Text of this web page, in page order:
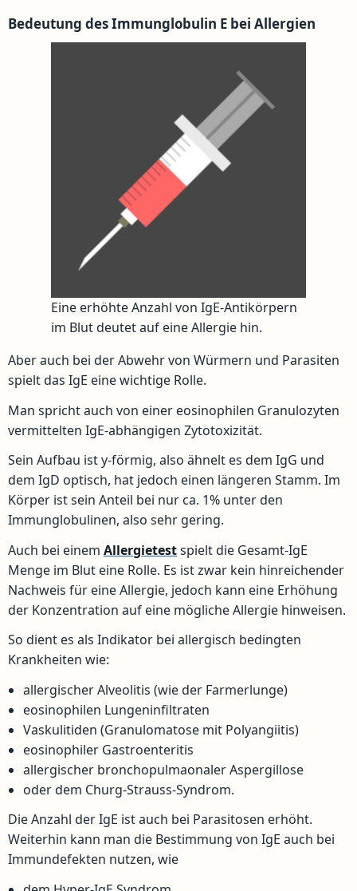
Bedeutung des Immunglobulin E bei Allergien
Eine erhöhte Anzahl von IgE-Antikörpern
im Blut deutet auf eine Allergie hin.
Aber auch bei der Abwehr von Würmern und Parasiten
spielt das IgE eine wichtige Rolle.
Man spricht auch von einer eosinophilen Granulozyten
vermittelten IgE-abhängigen Zytotoxizität.
Sein Aufbau ist y-förmig, also ähnelt es dem IgG und
dem IgD optisch, hat jedoch einen längeren Stamm. Im
Körper ist sein Anteil bei nur ca. 1% unter den
Immunglobulinen, also sehr gering.
Auch bei einem Allergietestspielt die Gesamt-IgE
Menge im Blut eine Rolle. Es ist zwar kein hinreichender
Nachweis für eine Allergie, jedoch kann eine Erhöhung
der Konzentration auf eine mögliche Allergie hinweisen.
So dient es als Indikator bei allergisch bedingten
Krankheiten wie:
allergischer Alveolitis (wie der Farmerlunge)
eosinophilen Lungeninfiltraten
Vaskulitiden (Granulomatose mit Polyangiitis)
eosinophiler Gastroenteritis
allergischer bronchopulmaonaler Aspergillose
oder dem Churg-Strauss-Syndrom.
Die Anzahl der IgE ist auch bei Parasitosen erhöht.
Weiterhin kann man die Bestimmung von IgE auch bei
Immundefekten nutzen, wie